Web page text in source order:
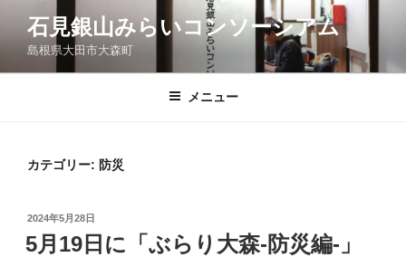
ン
石見銀山みらいコンソーシアム
島根県大田市大森町
メニュー
カテゴリー: 防災
投
日:
2024年5月28日
5月19日に「ぶらり大森-防災編-」